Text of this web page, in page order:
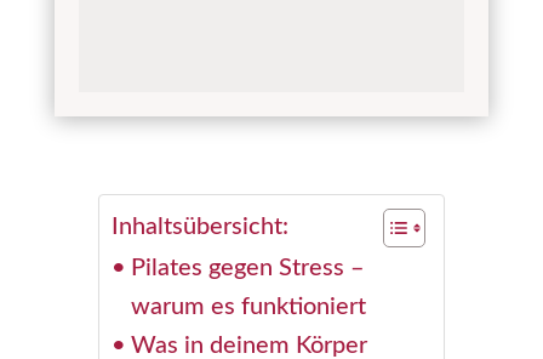
Inhaltsübersicht:
Pilates gegen Stress –
warum es funktioniert
Was in deinem Körper